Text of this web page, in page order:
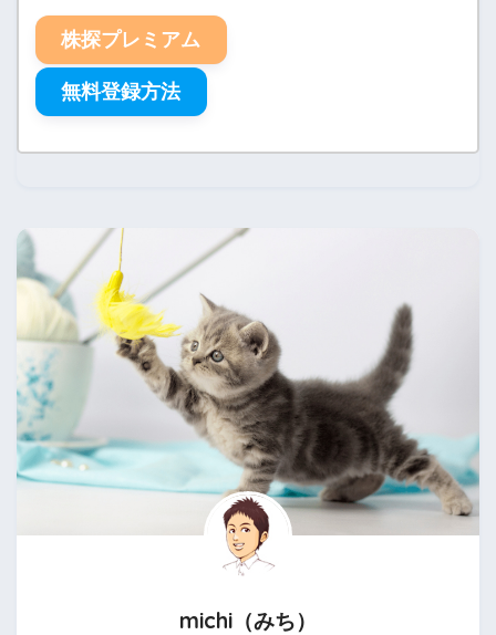
株探プレミアム
無料登録方法
michi（みち）